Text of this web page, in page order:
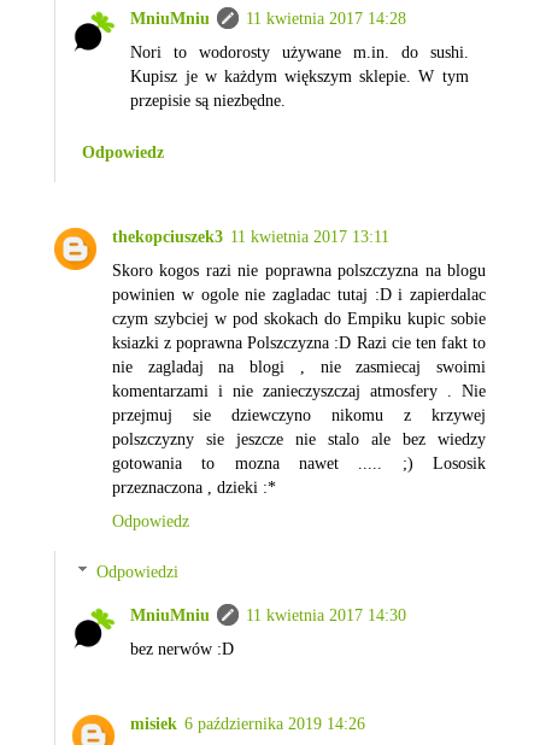
MniuMniu
11 kwietnia 2017 14:28
Nori to wodorosty używane m.in. do sushi.
Kupisz je w każdym większym sklepie. W tym
przepisie są niezbędne.
Odpowiedz
thekopciuszek3 11 kwietnia 2017 13:11
Skoro kogos razi nie poprawna polszczyzna na blogu
powinien w ogole nie zagladac tutaj :D i zapierdalac
czym szybciej w pod skokach do Empiku kupic sobie
ksiazki z poprawna Polszczyzna :D Razi cie ten fakt to
nie zagladaj na blogi , nie zasmiecaj swoimi
komentarzami i nie zanieczyszczaj atmosfery . Nie
przejmuj sie dziewczyno nikomu z krzywej
polszczyzny sie jeszcze nie stalo ale bez wiedzy
gotowania to mozna nawet ..... ;) Lososik
przeznaczona , dzieki :*
Odpowiedz
Odpowiedzi
MniuMniu
11 kwietnia 2017 14:30
bez nerwów :D
misiek 6 października 2019 14:26